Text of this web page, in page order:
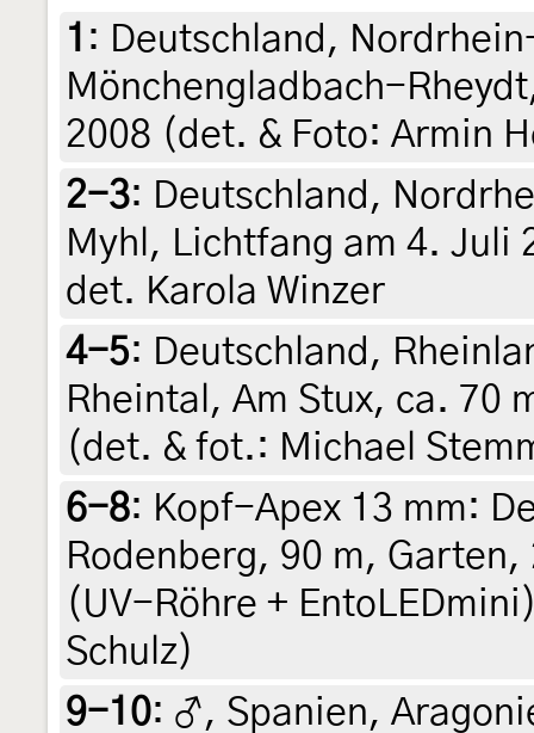
1 : Deutschland,
Mönchengladbach-
2008 (det. & Foto: Armin
2-3: Deutschland,
Myhl, Lichtfang am 4. Juli
det. Karola Winzer
4-5: Deutschland,
Rheintal, Am Stux, ca. 70
(det. & fot.: Michael
6-8: Kopf-Apex 13 mm:
Rodenberg, 90 m,
(UV-Röhre +
Schulz)
9-10: ♂, Spanien,